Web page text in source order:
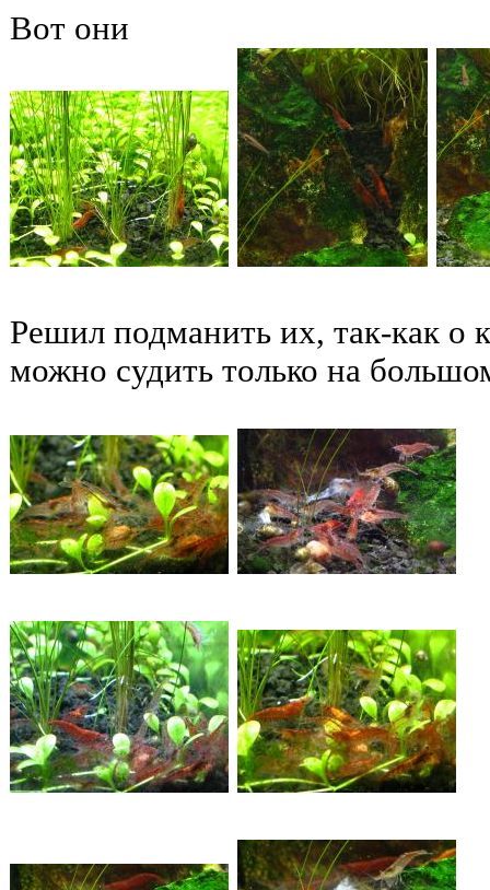
Вот они
Решил подманить их, так-как о
можно судить только на